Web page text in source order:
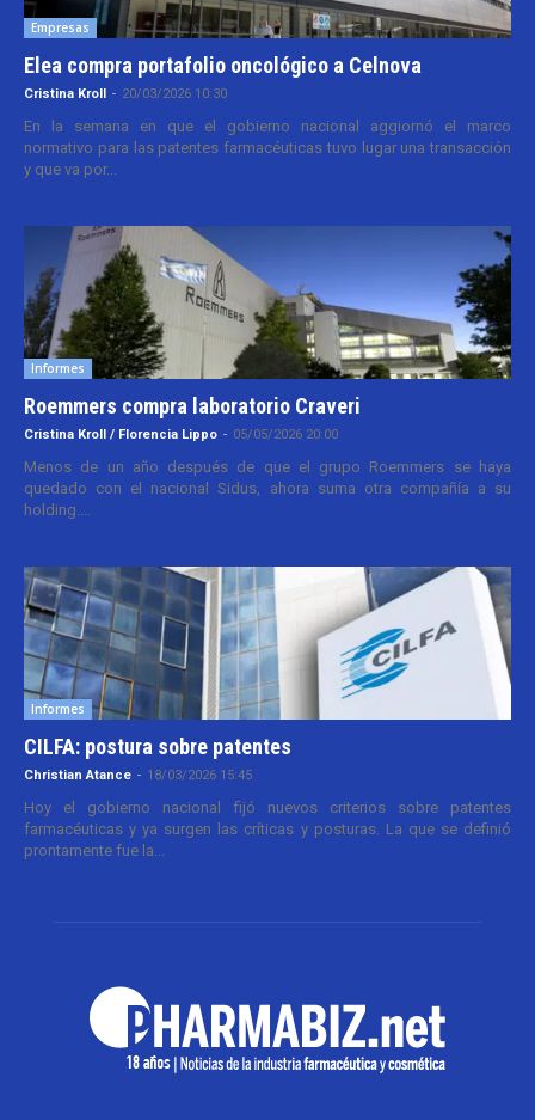
Empresas
Elea compra portafolio oncológico a Celnova
Cristina Kroll - 20/03/2026 10:30
En la semana en que el gobierno nacional aggiornó el marco
normativo para las patentes farmacéuticas tuvo lugar una transacción
y que va por...
Informes
Roemmers compra laboratorio Craveri
Cristina Kroll / Florencia Lippo - 05/05/2026 20:00
Menos de un año después de que el grupo Roemmers se haya
quedado con el nacional Sidus, ahora suma otra compañía a su
holding....
Informes
CILFA: postura sobre patentes
Christian Atance - 18/03/2026 15:45
Hoy el gobierno nacional fijó nuevos criterios sobre patentes
farmacéuticas y ya surgen las críticas y posturas. La que se definió
prontamente fue la...